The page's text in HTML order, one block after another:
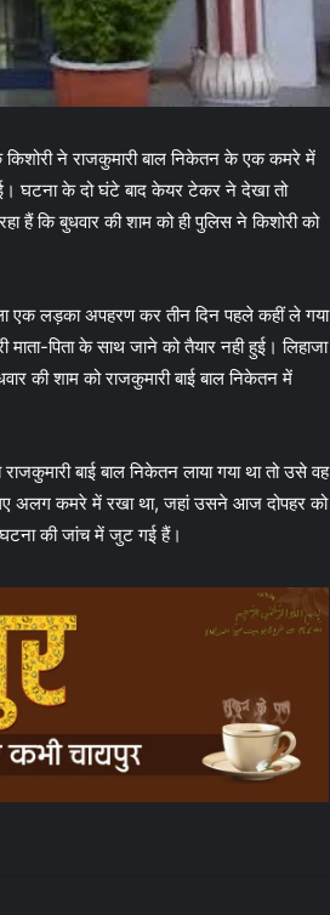
ने राजकुमारी बाल निकेतन के एक कमरे में
घटना के दो घंटे बाद केयर टेकर ने देखा तो
हैं कि बुधवार की शाम को ही पुलिस ने किशोरी को
एक लड़का अपहरण कर तीन दिन पहले कहीं ले गया
पिता के साथ जाने को तैयार नही हुई। लिहाजा
की शाम को राजकुमारी बाई बाल निकेतन में
बाई बाल निकेतन लाया गया था तो उसे वह
अलग कमरे में रखा था, जहां उसने आज दोपहर को
की जांच में जुट गई हैं।